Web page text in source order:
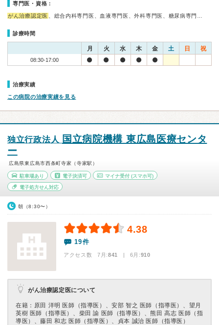
専門医・資格：
がん治療認定医 、総合内科専門医、血液専門医、外科専門医、糖尿病専門…
診療時間
月 火 水 木 金 土 日 祝
08:30-17:00
治療実績
この病院の治療実績を見る
独立行政法人 国立病院機構 東広島医療センタ
ー
広島県東広島市西条町寺家（寺家駅）
駐車場あり 電子決済可 マイナ受付 (スマホ可)
電子処方せん対応
朝（8:30〜）
4.38
19件
アクセス数 7月:841 | 6月:910
がん治療認定医について
在籍：原⽥ 洋明 医師（指導医）、安部 智之 医師（指導医）、望⽉
英樹 医師（指導医）、柴⽥ 諭 医師（指導医）、熊⽥ 高志 医師（指
導医）、藤⽥ 和志 医師（指導医）、貞本 誠治 医師（指導医）